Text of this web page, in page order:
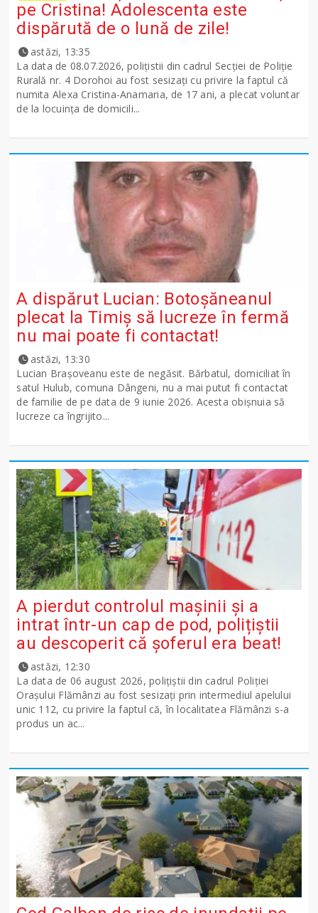
pe Cristina! Adolescenta este
dispărută de o lună de zile!
astăzi, 13:35
La data de 08.07.2026, polițistii din cadrul Secției de Poliție
Rurală nr. 4 Dorohoi au fost sesizați cu privire la faptul că
numita Alexa Cristina-Anamaria, de 17 ani, a plecat voluntar
de la locuința de domicili...
A dispărut Lucian: Botoșăneanul
plecat la Timiș să lucreze în fermă
nu mai poate fi contactat!
astăzi, 13:30
Lucian Brașoveanu este de negăsit. Bărbatul, domiciliat în
satul Hulub, comuna Dângeni, nu a mai putut fi contactat
de familie de pe data de 9 iunie 2026. Acesta obișnuia să
lucreze ca îngrijito...
A pierdut controlul mașinii și a
intrat într-un cap de pod, polițiștii
au descoperit că șoferul era beat!
astăzi, 12:30
La data de 06 august 2026, polițiștii din cadrul Poliției
Orașului Flămânzi au fost sesizați prin intermediul apelului
unic 112, cu privire la faptul că, în localitatea Flămânzi s-a
produs un ac...